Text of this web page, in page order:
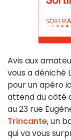
Avis aux
vous a déniché
pour un apéro
attend du côté
au 23 rue
Trincante, un
qui va vous